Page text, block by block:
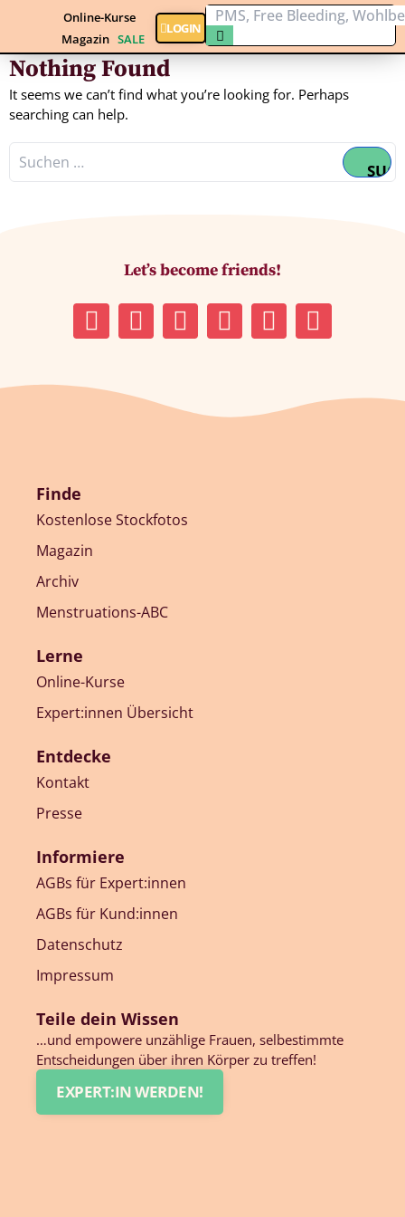
Online-Kurse
Magazin SALE
LOGIN
Nothing Found
It seems we can’t find what you’re looking for. Perhaps
searching can help.
Let’s become friends!
Finde
Kostenlose Stockfotos
Magazin
Archiv
Menstruations-ABC
Lerne
Online-Kurse
Expert:innen Übersicht
Entdecke
Kontakt
Presse
Informiere
AGBs für Expert:innen
AGBs für Kund:innen
Datenschutz
Impressum
Teile dein Wissen
…und empowere unzählige Frauen, selbestimmte
Entscheidungen über ihren Körper zu treffen!
EXPERT:IN WERDEN!